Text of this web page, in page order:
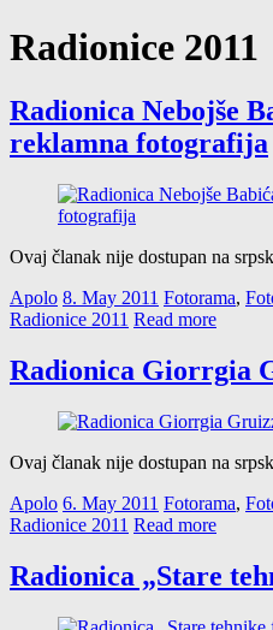
Radionice 2011
Radionica Nebojše
reklamna fotografija
Ovaj članak nije dostupan na
Apolo 8. May 2011 Fotorama,
Radionice 2011 Read more
Radionica Giorrgia
Ovaj članak nije dostupan na
Apolo 6. May 2011 Fotorama,
Radionice 2011 Read more
Radionica „Stare